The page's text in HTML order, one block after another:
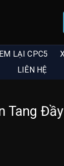
LẠI CPC5
LIÊN HỆ
Tang